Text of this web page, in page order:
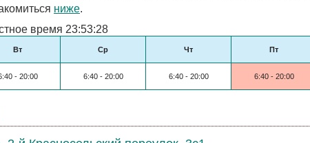
ниже.
время 23:53:28
Вт Ср Чт Пт
- 20:00 6:40 - 20:00 6:40 - 20:00 6:40 - 20:00